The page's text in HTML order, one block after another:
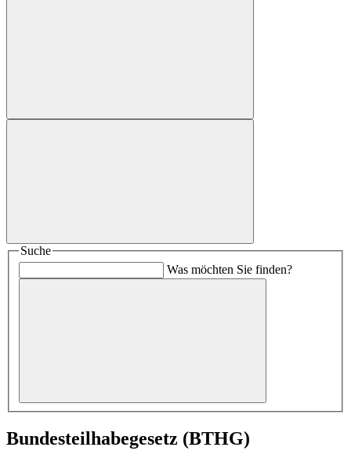
Suche
Was möchten Sie finden?
Bundesteilhabegesetz (BTHG)